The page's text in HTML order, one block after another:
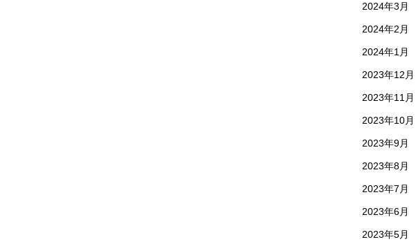
2024年3月
2024年2月
2024年1月
2023年12月
2023年11月
2023年10月
2023年9月
2023年8月
2023年7月
2023年6月
2023年5月